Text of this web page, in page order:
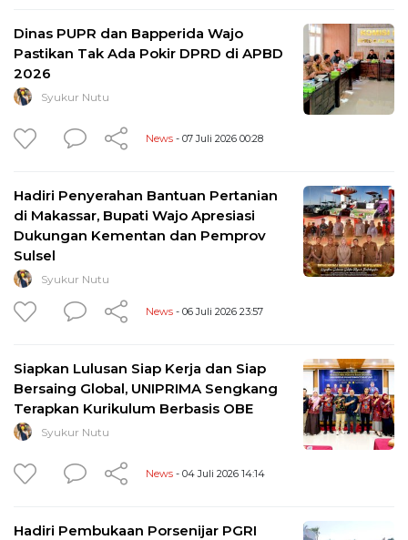
Dinas PUPR dan Bapperida Wajo
Pastikan Tak Ada Pokir DPRD di APBD
2026
Syukur Nutu
News - 07 Juli 2026 00:28
Hadiri Penyerahan Bantuan Pertanian
di Makassar, Bupati Wajo Apresiasi
Dukungan Kementan dan Pemprov
Sulsel
Syukur Nutu
News - 06 Juli 2026 23:57
Siapkan Lulusan Siap Kerja dan Siap
Bersaing Global, UNIPRIMA Sengkang
Terapkan Kurikulum Berbasis OBE
Syukur Nutu
News - 04 Juli 2026 14:14
Hadiri Pembukaan Porsenijar PGRI